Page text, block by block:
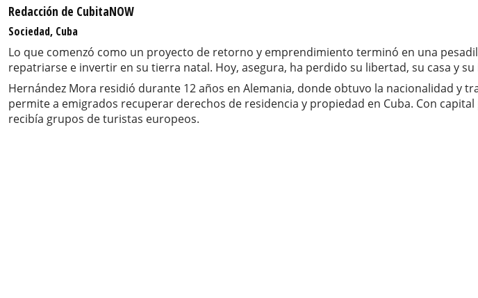
Redacción de CubitaNOW
Sociedad, Cuba
Lo que comenzó como un proyecto de retorno y emprendimiento terminó en una
repatriarse e invertir en su tierra natal. Hoy, asegura, ha perdido su libertad, su casa y
Hernández Mora residió durante 12 años en Alemania, donde obtuvo la nacionalidad y
permite a emigrados recuperar derechos de residencia y propiedad en Cuba. Con
recibía grupos de turistas europeos.